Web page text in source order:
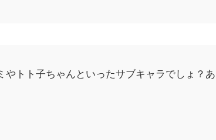
トト子ちゃんといったサブキャラでしょ？あ